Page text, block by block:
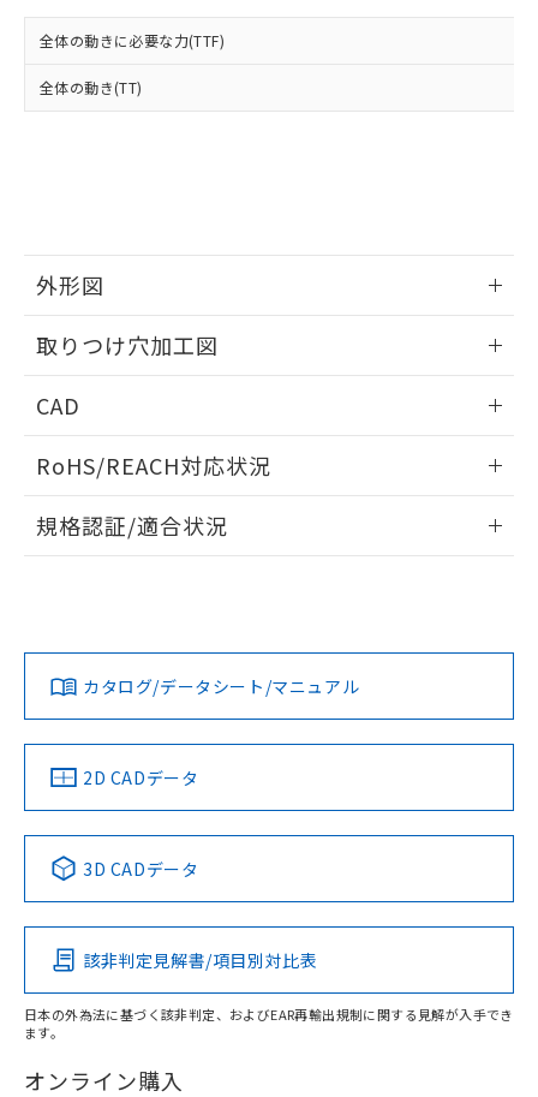
全体の動きに必要な力(TTF)
全体の動き(TT)
外形図
取りつけ穴加工図
CAD
ドすることができます。
ログイン/会員登録
ダウンロードデータをご利用いただく前に、以下を必ずお読
みください。
ソフトウェアの使用条件
RoHS/REACH対応状況
EU RoHS 注意事項・凡例
対応済み
中国 RoHS 注意事項・凡例
Pb Hg Cd Cr(VI)
O
在庫等で未対応品が混在する可能性があります。
規格認証/適合状況
LR型式承認
（イギリス
船舶規格）
DNV型式承認
（ノルウェー
BV型式承認
（フランス
KR型式
（韓国
No No No No
この製品の規格認証/適合状況ページへ
その他の認証はこちらのページからご検索ください
カタログ/データシート/マニュアル
2D CADデータ
3D CADデータ
該非判定見解書/項目別対比表
日本の外為法に基づく該非判定、およびEAR再輸出規制に関する見解が入手でき
ます。
オンライン購入
品・サービスに関するお客様との取
引・商談に必要な範囲で利用すること
※当社の共同利用者とは、
の共同利用に関して"
の「1.共同利
とができます。
EU RoHS指令（10物質）の非含有証明書
51物質の非含有証明書（当社基準）
荷製品に未対応品が混在することから備考
欄に対応日を記載しておりました。
していることから、特段のことがない限
り、2022年1月12日より割愛しておりま
す。
合意する